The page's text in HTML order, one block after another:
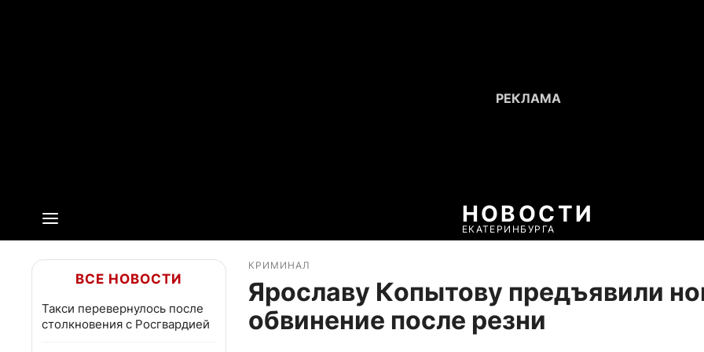
НОВОСТИ
ЕКАТЕРИНБУРГА
ВСЕ НОВОСТИ
Такси перевернулось после
столкновения с Росгвардией
КРИМИНАЛ
Ярославу Копытову предъявили
обвинение после резни